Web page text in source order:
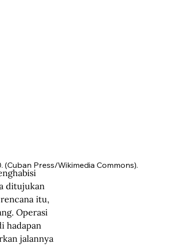
(Cuban Press/Wikimedia Commons).
ditujukan
itu,
Operasi
hadapan
jalannya